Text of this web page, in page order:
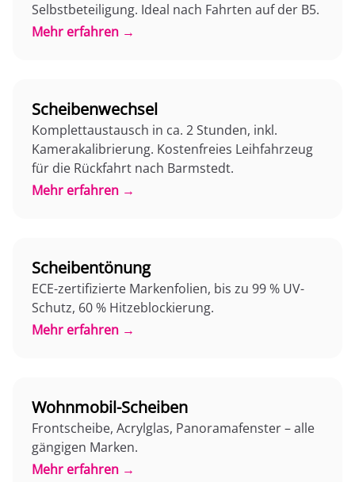
Selbstbeteiligung. Ideal nach Fahrten auf der B5.
Mehr erfahren →
Scheibenwechsel
Komplettaustausch in ca. 2 Stunden, inkl.
Kamerakalibrierung. Kostenfreies Leihfahrzeug
für die Rückfahrt nach Barmstedt.
Mehr erfahren →
Scheibentönung
ECE-zertifizierte Markenfolien, bis zu 99 % UV-
Schutz, 60 % Hitzeblockierung.
Mehr erfahren →
Wohnmobil-Scheiben
Frontscheibe, Acrylglas, Panoramafenster – alle
gängigen Marken.
Mehr erfahren →